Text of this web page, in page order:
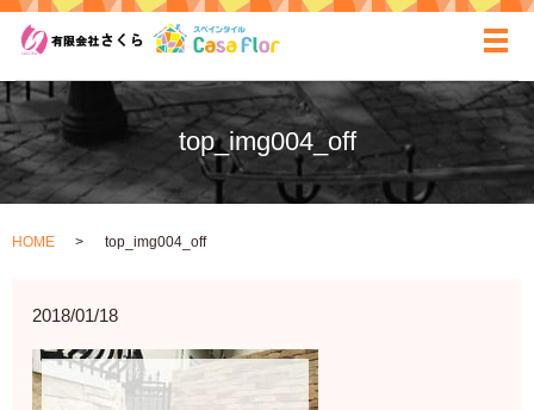
top_img004_off
HOME top_img004_off
2018/01/18